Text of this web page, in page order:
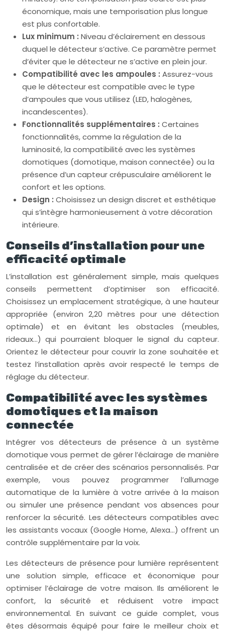
économique, mais une temporisation plus longue
est plus confortable.
Lux minimum : Niveau d’éclairement en dessous
duquel le détecteur s’active. Ce paramètre permet
d’éviter que le détecteur ne s’active en plein jour.
Compatibilité avec les ampoules : Assurez-vous
que le détecteur est compatible avec le type
d’ampoules que vous utilisez (LED, halogènes,
incandescentes).
Fonctionnalités supplémentaires : Certaines
fonctionnalités, comme la régulation de la
luminosité, la compatibilité avec les systèmes
domotiques (domotique, maison connectée) ou la
présence d’un capteur crépusculaire améliorent le
confort et les options.
Design : Choisissez un design discret et esthétique
qui s’intègre harmonieusement à votre décoration
intérieure.
Conseils d’installation pour une
efficacité optimale
L’installation est généralement simple, mais quelques
conseils permettent d’optimiser son efficacité.
Choisissez un emplacement stratégique, à une hauteur
appropriée (environ 2,20 mètres pour une détection
optimale) et en évitant les obstacles (meubles,
rideaux…) qui pourraient bloquer le signal du capteur.
Orientez le détecteur pour couvrir la zone souhaitée et
testez l’installation après avoir respecté le temps de
réglage du détecteur.
Compatibilité avec les systèmes
domotiques et la maison
connectée
Intégrer vos détecteurs de présence à un système
domotique vous permet de gérer l’éclairage de manière
centralisée et de créer des scénarios personnalisés. Par
exemple, vous pouvez programmer l’allumage
automatique de la lumière à votre arrivée à la maison
ou simuler une présence pendant vos absences pour
renforcer la sécurité. Les détecteurs compatibles avec
les assistants vocaux (Google Home, Alexa…) offrent un
contrôle supplémentaire par la voix.
Les détecteurs de présence pour lumière représentent
une solution simple, efficace et économique pour
optimiser l’éclairage de votre maison. Ils améliorent le
confort, la sécurité et réduisent votre impact
environnemental. En suivant ce guide complet, vous
êtes désormais équipé pour faire le meilleur choix et